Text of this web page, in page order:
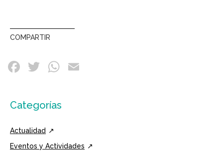
COMPARTIR
Categorías
Actualidad
Eventos y Actividades